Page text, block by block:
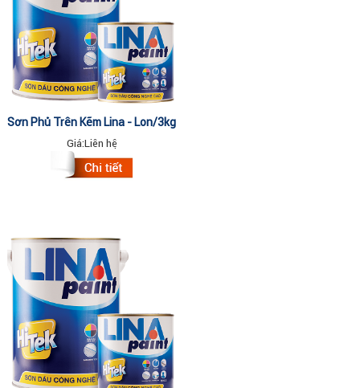
Sơn Phủ Trên Kẽm Lina - Lon/3kg
Giá:Liên hệ